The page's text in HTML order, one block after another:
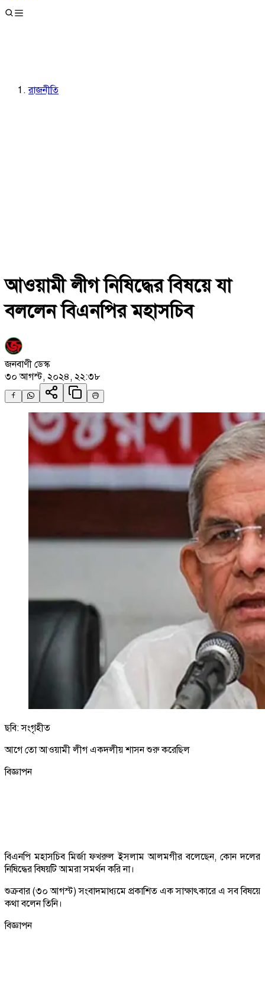
রাজনীতি
আওয়ামী লীগ নিষিদ্ধের বিষয়ে যা
বললেন বিএনপির মহাসচিব
জনবাণী ডেস্ক
৩০ আগস্ট, ২০২৪, ২২:৩৮
ছবি: সংগৃহীত
আগে তো আওয়ামী লীগ একদলীয় শাসন শুরু করেছিল
বিজ্ঞাপন
বিএনপি মহাসচিব মির্জা ফখরুল ইসলাম আলমগীর বলেছেন, কোন দলের
নিষিদ্ধের বিষয়টি আমরা সমর্থন করি না।
শুক্রবার (৩০ আগস্ট) সংবাদমাধ্যমে প্রকাশিত এক সাক্ষাৎকারে এ সব বিষয়ে
কথা বলেন তিনি।
বিজ্ঞাপন